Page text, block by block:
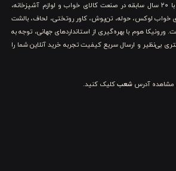
ظرف غذا، علاوه بر قیمت، به عواملی مانند
شستشو، حفظ دما، طراحی زیبا و امکان
توجه می‌کنند. این موضوع نشان می‌دهد
بخشی از سبک زندگی روزانه محسوب
در حمل وعده‌های غذایی ایجاد کند و
با ۲۰ سال سابقه در صنعت کالای خواب و لوازم آشپزخانه،
خواب لوکس، حوله، تن‌پوش، کاور روتختی، لحاف، بالشت
ورونیکا هوم با بهره‌گیری از استانداردهای جهانی، توجه به
بی‌نظیر و ارسال سریع کیفیت تجربه خرید آنلاین شما را
شعبکلیک کنید.